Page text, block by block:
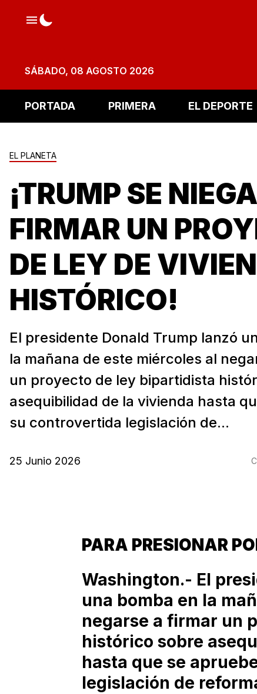
SÁBADO, 08 AGOSTO 2026
PORTADA PRIMERA EL DEPORTE
EL PLANETA
¡TRUMP SE
FIRMAR UN
DE LEY DE
HISTÓRICO!
El presidente Donald Trump lanzó
la mañana de este miércoles al
un proyecto de ley bipartidista
asequibilidad de la vivienda hasta
su controvertida legislación de...
25 Junio 2026
PARA PRESIONAR
Washington.- El
una bomba en la
negarse a firmar un
histórico sobre
hasta que se
legislación de